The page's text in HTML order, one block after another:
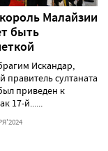
Малайзии
быть
Искандар,
правитель султаната
приведен к
17-й......